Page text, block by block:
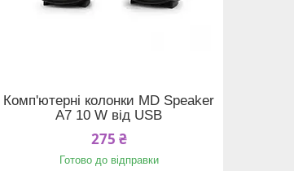
Комп'ютерні колонки MD Speaker
A7 10 W від USB
275 ₴
Готово до відправки